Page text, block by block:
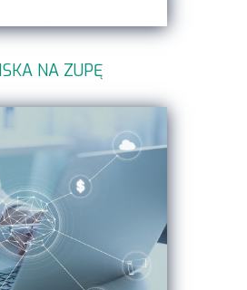
NA ZUPĘ